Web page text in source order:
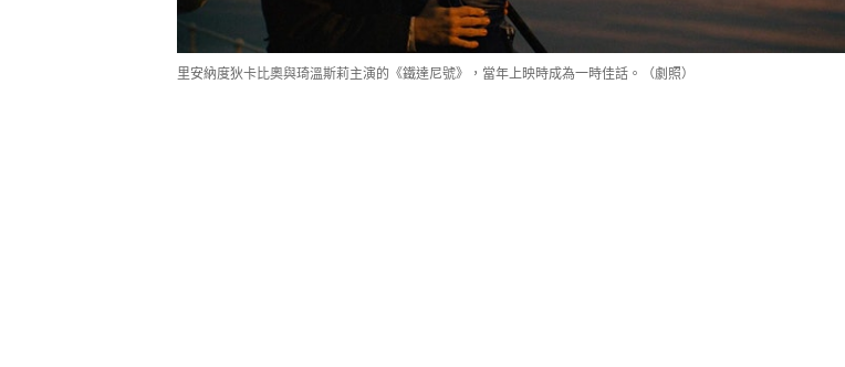
里安納度狄卡比奧與琦溫斯莉主演的《鐵達尼號》，當年上映時成為一時佳話。（劇照）